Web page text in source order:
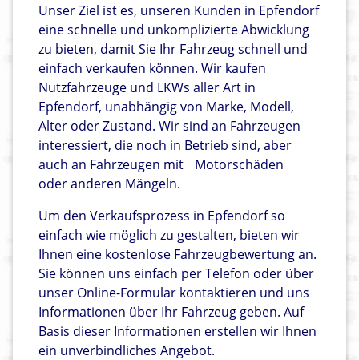
Unser Ziel ist es, unseren Kunden in Epfendorf
eine schnelle und unkomplizierte Abwicklung
zu bieten, damit Sie Ihr Fahrzeug schnell und
einfach verkaufen können. Wir kaufen
Nutzfahrzeuge und LKWs aller Art in
Epfendorf, unabhängig von Marke, Modell,
Alter oder Zustand. Wir sind an Fahrzeugen
interessiert, die noch in Betrieb sind, aber
auch an Fahrzeugen mit
Motorschäden
oder anderen Mängeln.
Um den Verkaufsprozess in Epfendorf so
einfach wie möglich zu gestalten, bieten wir
Ihnen eine kostenlose Fahrzeugbewertung an.
Sie können uns einfach per Telefon oder über
unser Online-Formular kontaktieren und uns
Informationen über Ihr Fahrzeug geben. Auf
Basis dieser Informationen erstellen wir Ihnen
ein unverbindliches Angebot.